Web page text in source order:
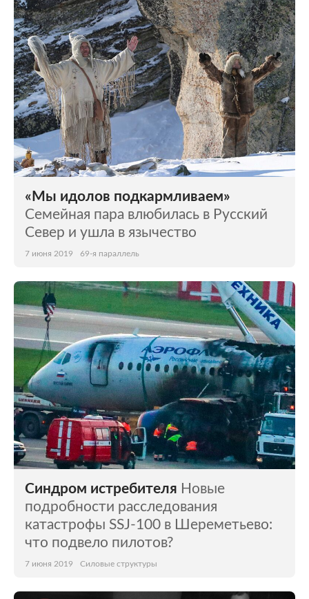
«Мы идолов подкармливаем»
Семейная пара влюбилась в Русский
Север и ушла в язычество
7 июня 2019 69-я параллель
Синдром истребителя Новые
подробности расследования
катастрофы SSJ-100 в Шереметьево:
что подвело пилотов?
7 июня 2019 Силовые структуры